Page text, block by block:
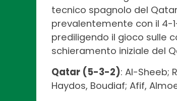
tecnico spagnolo del
prevalentemente con il 4-
prediligendo il gioco sulle
schieramento iniziale del
Qatar (5-3-2): Al-Sheeb;
Haydos, Boudiaf; Afif,